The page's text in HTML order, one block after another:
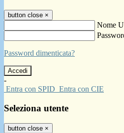
button close ×
Nome
Password dimenticata?
-
Entra con SPID Entra con CIE
Seleziona utente
button close ×